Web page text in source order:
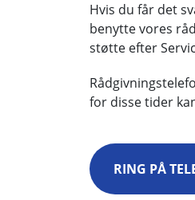
Hvis du får det
benytte vores
støtte efter
for disse tider
RING PÅ